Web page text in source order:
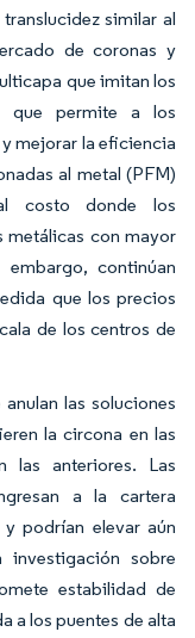
similar al
de coronas y
que imitan los
que permite a los
mejorar la eficiencia
al metal (PFM)
costo donde los
metálicas con mayor
continúan
que los precios
de los centros de
las soluciones
la circona en las
las anteriores. Las
a la cartera
podrían elevar aún
sobre
estabilidad de
a los puentes de alta